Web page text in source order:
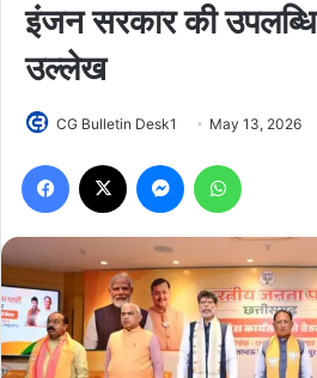
इंजन सरकार की
उल्लेख
CG Bulletin Desk1 May 13, 2026
Facebook Messenger